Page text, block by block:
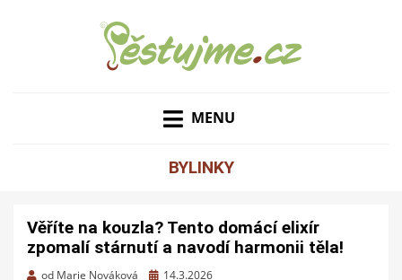
MENU
BYLINKY
Věříte na kouzla? Tento domácí elixír
zpomalí stárnutí a navodí harmonii těla!
od Marie Nováková
Zveřejněno
14.3.2026